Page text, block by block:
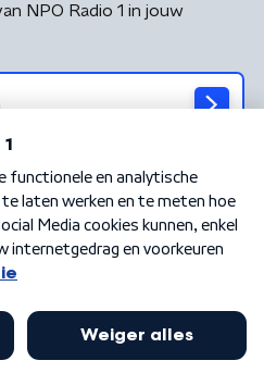
NPO Radio 1 in jouw